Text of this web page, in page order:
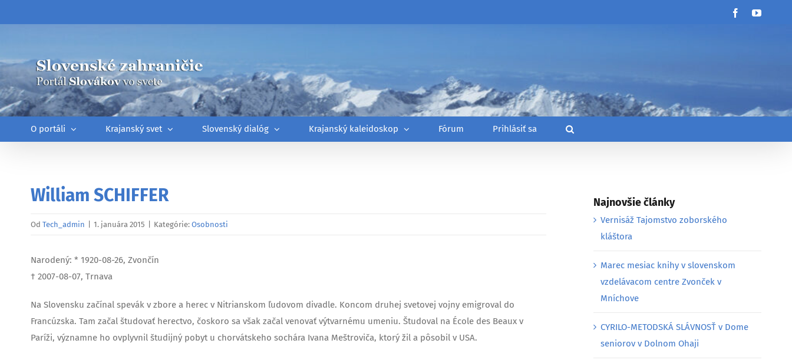
to
Facebook
O portáli Krajanský svet Slovenský dialóg Krajanský kaleidoskop Fórum Prihlásiť sa
William SCHIFFER
Od Tech_admin 1. januára 2015 Kategórie: Osobnosti
Narodený: * 1920-08-26, Zvončín
† 2007-08-07, Trnava
Na Slovensku začínal spevák v zbore a herec v Nitrianskom ľudovom divadle. Koncom druhej svetovej vojny emigroval do
Francúzska. Tam začal študovať herectvo, čoskoro sa však začal venovať výtvarnému umeniu. Študoval na École des Beaux v
Paríži, významne ho ovplyvnil študijný pobyt u chorvátskeho sochára Ivana Meštroviča, ktorý žil a pôsobil v USA.
Najnovšie články
Vernisáž Tajomstvo zoborského
kláštora
Marec mesiac knihy v slovenskom
vzdelávacom centre Zvonček v
Mníchove
CYRILO-METODSKÁ SLÁVNOSŤ v Dome
seniorov v Dolnom Ohaji